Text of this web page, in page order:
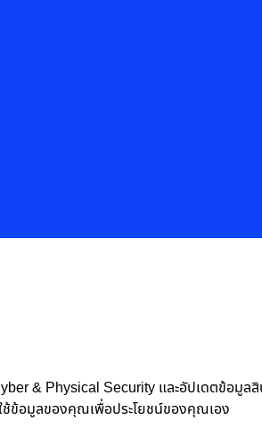
& Physical Security และอัปเดตข้อมู
ช้ข้อมูลของคุณเพื่อประโยชน์ของคุณเอง